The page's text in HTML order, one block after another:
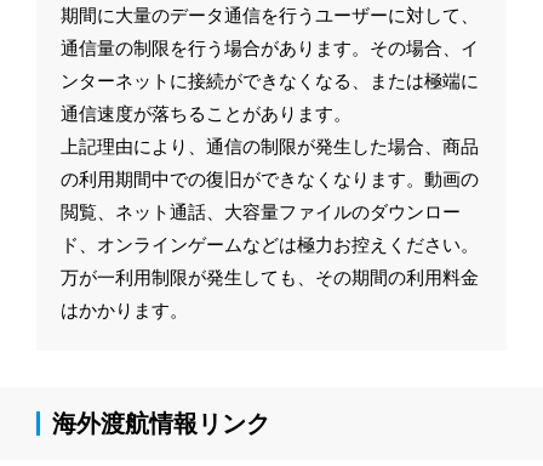
期間に大量のデータ通信を行うユーザーに対して、
通信量の制限を行う場合があります。その場合、イ
ンターネットに接続ができなくなる、または極端に
通信速度が落ちることがあります。
上記理由により、通信の制限が発生した場合、商品
の利用期間中での復旧ができなくなります。動画の
閲覧、ネット通話、大容量ファイルのダウンロー
ド、オンラインゲームなどは極力お控えください。
万が一利用制限が発生しても、その期間の利用料金
はかかります。
海外渡航情報リンク